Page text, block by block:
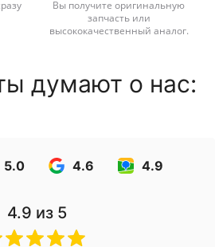
Вы получите оригинальную
запчасть или
высококачественный аналог.
думают о нас:
5.0 4.6 4.9
4.9 из 5